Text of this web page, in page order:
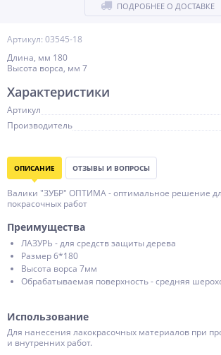
Артикул: 03545-18
Длина, мм 180
Высота ворса, мм 7
ПОДРОБНЕЕ О ДОСТАВКЕ
Характеристики
Артикул
Производитель
ОПИСАНИЕ ОТЗЫВЫ И ВОПРОСЫ
Валики ″ЗУБР″ ОПТИМА - оптимальное решение
покрасочных работ
Преимущества
ЛАЗУРЬ - для средств защиты дерева
Размер 6*180
Высота ворса 7мм
Обрабатываемая поверхность - средняя
Использование
Для нанесения лакокрасочных материалов при
и внутренних работ.